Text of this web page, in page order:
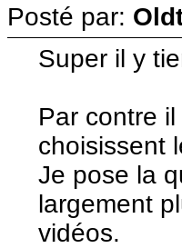
Posté par:
Super il y
Par contre
choisissent
Je pose la
largement
vidéos.